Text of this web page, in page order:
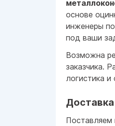
основе
инженеры
под ваши
Возможна
заказчика.
логистика и
Поставляем